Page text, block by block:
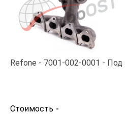
Refone 7001-002-0001 Под
Стоимость -